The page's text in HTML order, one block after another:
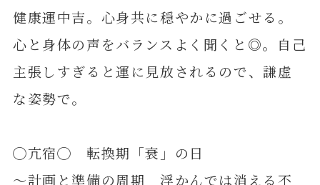
健康運中吉。心身共に穏やかに過ごせる。
心と身体の声をバランスよく聞くと◎。自己
主張しすぎると運に見放されるので、謙虚
な姿勢で。
◯亢宿◯ 転換期「衰」の日
～計画と準備の周期 浮かんでは消える不